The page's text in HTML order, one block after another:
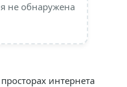
не обнаружена
интернета